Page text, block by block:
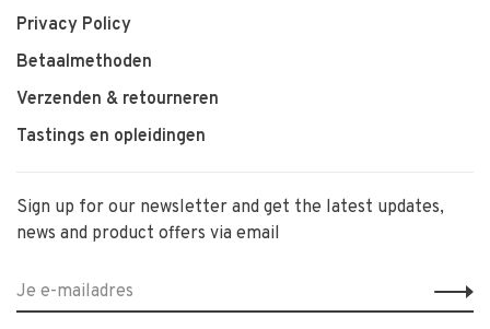
Privacy Policy
Betaalmethoden
Verzenden & retourneren
Tastings en opleidingen
Sign up for our newsletter and get the latest updates,
news and product offers via email